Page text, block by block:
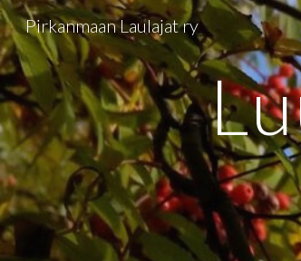
Pirkanmaan Laulajat ry